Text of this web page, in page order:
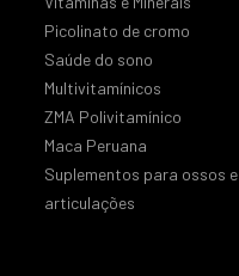
Picolinato de cromo
Saúde do sono
Multivitamínicos
ZMA Polivitamínico
Maca Peruana
Suplementos para ossos e
articulações